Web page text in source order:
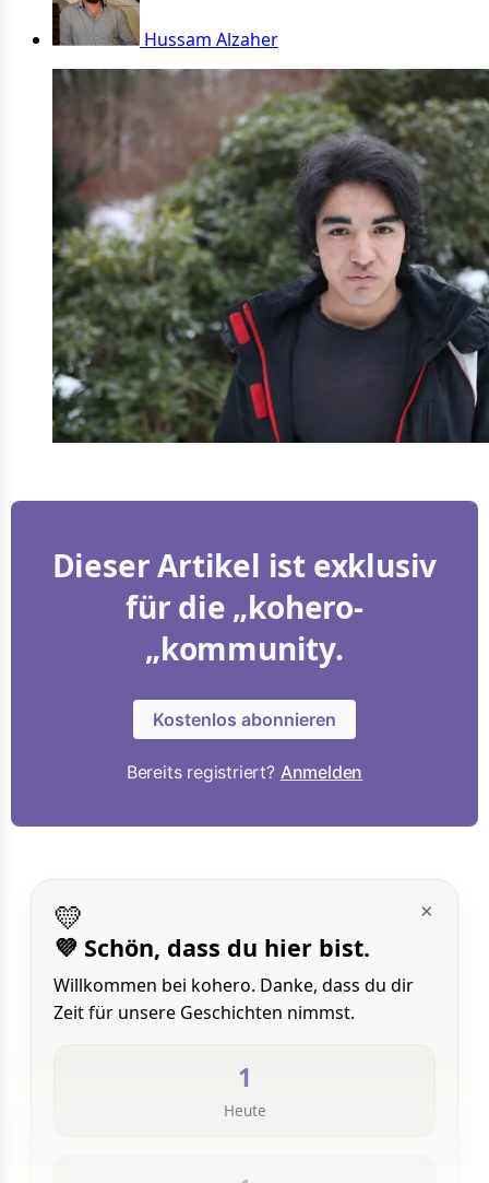
Hussam Alzaher
Dieser Artikel ist exklusiv
für die „kohero-
„kommunity.
Kostenlos abonnieren
Bereits registriert? Anmelden
×
💛
💜 Schön, dass du hier bist.
Willkommen bei kohero. Danke, dass du dir
Zeit für unsere Geschichten nimmst.
1
Heute